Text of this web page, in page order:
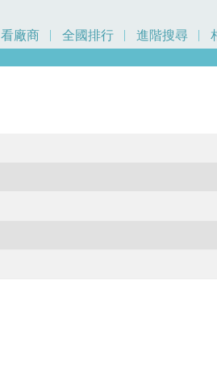
看廠商 全國排行 進階搜尋